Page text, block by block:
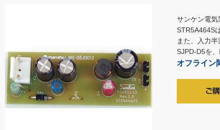
サンケン電
STR5A464S
また、入力
SJPD-D5を
オフライン